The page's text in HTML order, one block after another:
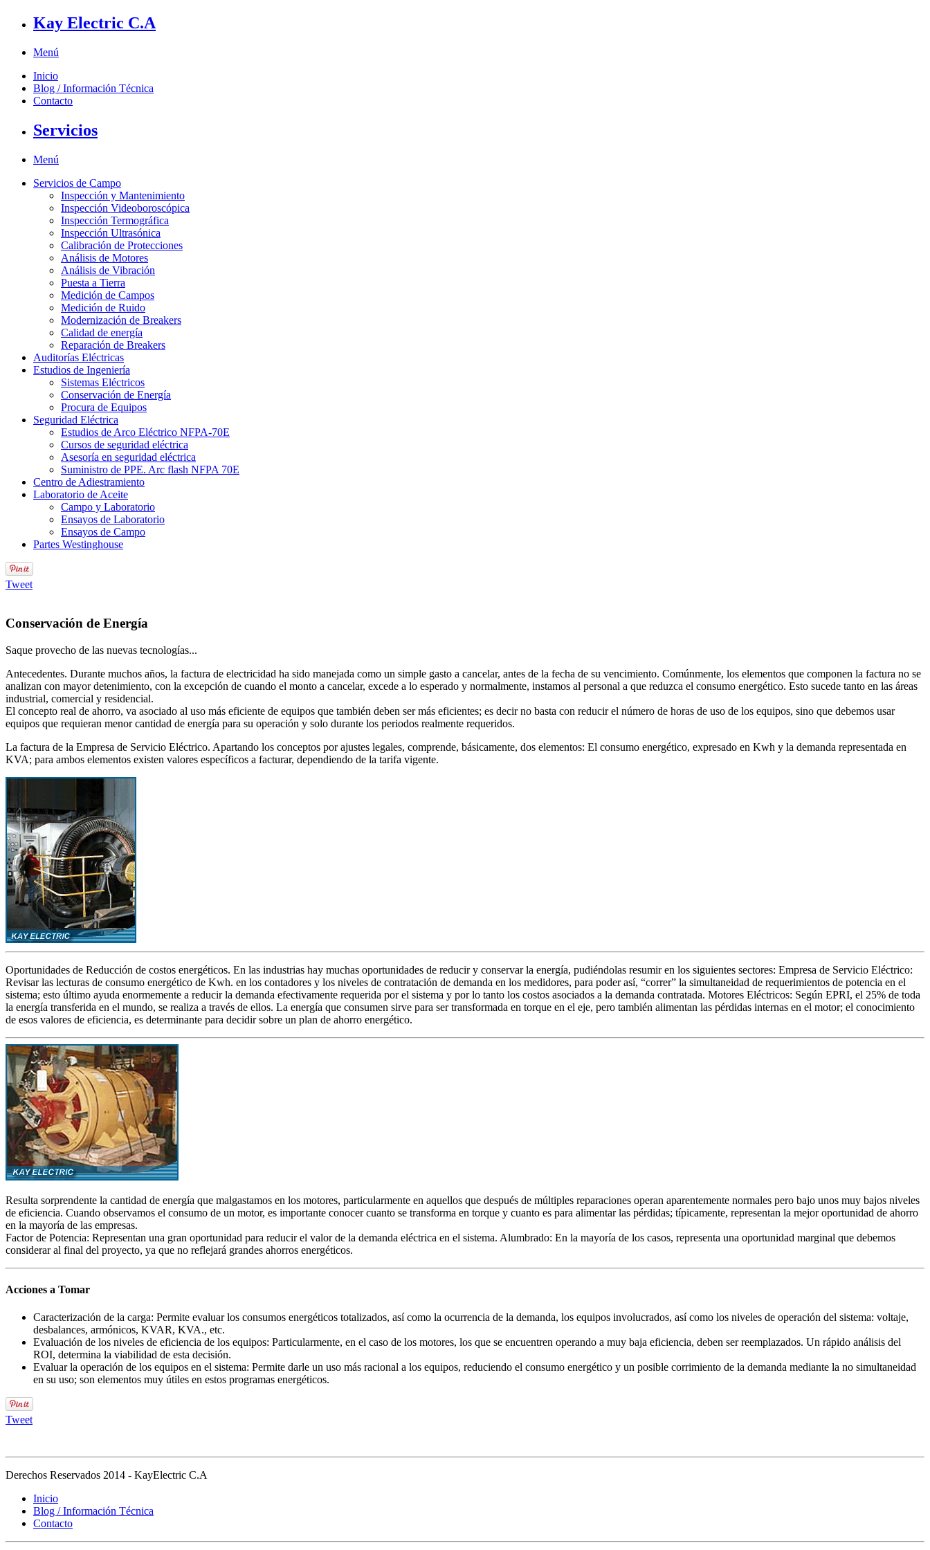
Kay Electric C.A
Menú
Inicio
Blog / Información Técnica
Contacto
Servicios
Menú
Servicios de Campo
Inspección y Mantenimiento
Inspección Videoboroscópica
Inspección Termográfica
Inspección Ultrasónica
Calibración de Protecciones
Análisis de Motores
Análisis de Vibración
Puesta a Tierra
Medición de Campos
Medición de Ruido
Modernización de Breakers
Calidad de energía
Reparación de Breakers
Auditorías Eléctricas
Estudios de Ingeniería
Sistemas Eléctricos
Conservación de Energía
Procura de Equipos
Seguridad Eléctrica
Estudios de Arco Eléctrico NFPA-70E
Cursos de seguridad eléctrica
Asesoría en seguridad eléctrica
Suministro de PPE. Arc flash NFPA 70E
Centro de Adiestramiento
Laboratorio de Aceite
Campo y Laboratorio
Ensayos de Laboratorio
Ensayos de Campo
Partes Westinghouse
Tweet
Conservación de Energía
Saque provecho de las nuevas tecnologías...
Antecedentes. Durante muchos años, la factura de electricidad ha sido manejada como un simple gasto a cancelar, antes de la fecha de su vencimiento. Comúnmente, los elementos que componen la factura no se
analizan con mayor detenimiento, con la excepción de cuando el monto a cancelar, excede a lo esperado y normalmente, instamos al personal a que reduzca el consumo energético. Esto sucede tanto en las áreas
industrial, comercial y residencial.
El concepto real de ahorro, va asociado al uso más eficiente de equipos que también deben ser más eficientes; es decir no basta con reducir el número de horas de uso de los equipos, sino que debemos usar
equipos que requieran menor cantidad de energía para su operación y solo durante los periodos realmente requeridos.
La factura de la Empresa de Servicio Eléctrico. Apartando los conceptos por ajustes legales, comprende, básicamente, dos elementos: El consumo energético, expresado en Kwh y la demanda representada en
KVA; para ambos elementos existen valores específicos a facturar, dependiendo de la tarifa vigente.
Oportunidades de Reducción de costos energéticos. En las industrias hay muchas oportunidades de reducir y conservar la energía, pudiéndolas resumir en los siguientes sectores: Empresa de Servicio Eléctrico:
Revisar las lecturas de consumo energético de Kwh. en los contadores y los niveles de contratación de demanda en los medidores, para poder así, “correr” la simultaneidad de requerimientos de potencia en el
sistema; esto último ayuda enormemente a reducir la demanda efectivamente requerida por el sistema y por lo tanto los costos asociados a la demanda contratada. Motores Eléctricos: Según EPRI, el 25% de toda
la energía transferida en el mundo, se realiza a través de ellos. La energía que consumen sirve para ser transformada en torque en el eje, pero también alimentan las pérdidas internas en el motor; el conocimiento
de esos valores de eficiencia, es determinante para decidir sobre un plan de ahorro energético.
Resulta sorprendente la cantidad de energía que malgastamos en los motores, particularmente en aquellos que después de múltiples reparaciones operan aparentemente normales pero bajo unos muy bajos niveles
de eficiencia. Cuando observamos el consumo de un motor, es importante conocer cuanto se transforma en torque y cuanto es para alimentar las pérdidas; típicamente, representan la mejor oportunidad de ahorro
en la mayoría de las empresas.
Factor de Potencia: Representan una gran oportunidad para reducir el valor de la demanda eléctrica en el sistema. Alumbrado: En la mayoría de los casos, representa una oportunidad marginal que debemos
considerar al final del proyecto, ya que no reflejará grandes ahorros energéticos.
Acciones a Tomar
Caracterización de la carga: Permite evaluar los consumos energéticos totalizados, así como la ocurrencia de la demanda, los equipos involucrados, así como los niveles de operación del sistema: voltaje,
desbalances, armónicos, KVAR, KVA., etc.
Evaluación de los niveles de eficiencia de los equipos: Particularmente, en el caso de los motores, los que se encuentren operando a muy baja eficiencia, deben ser reemplazados. Un rápido análisis del
ROI, determina la viabilidad de esta decisión.
Evaluar la operación de los equipos en el sistema: Permite darle un uso más racional a los equipos, reduciendo el consumo energético y un posible corrimiento de la demanda mediante la no simultaneidad
en su uso; son elementos muy útiles en estos programas energéticos.
Tweet
Derechos Reservados 2014 - KayElectric C.A
Inicio
Blog / Información Técnica
Contacto